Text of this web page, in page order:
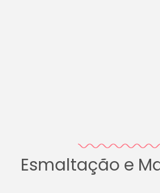
Esmaltação e